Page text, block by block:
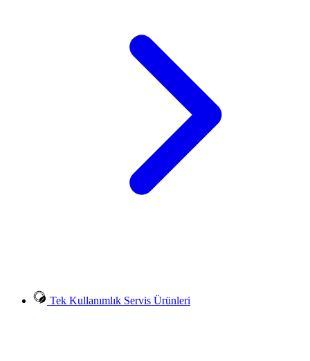
Tek Kullanımlık Servis Ürünleri